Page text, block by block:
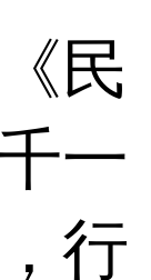
民
一
行